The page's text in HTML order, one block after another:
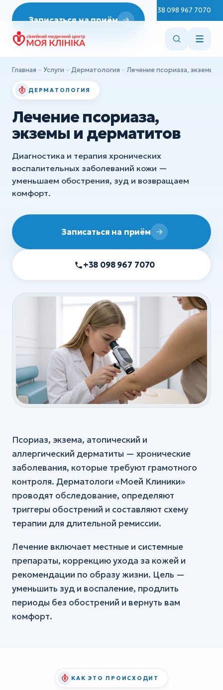
+38 098 967 7070
Неврология
Врач терапевт
Эндокринология
Стоматология
Консультации врачей
ДИАГНОСТИКА
Эндоскопия
ХИРУРГИЯ
Ортопедия и травматология
Все услуги
ДИАГНОСТИКА
Эндоскопия
УЗИ
ХИРУРГИЯ
Детская хирургия
Ортопедия и травматология
Все услуги
Записаться на приём
Главная Услуги Дерматология Лечение псориаза, экземы
ДЕРМАТОЛОГИЯ
Лечение псориаза,
экземы и дерматитов
Диагностика и терапия хронических
воспалительных заболеваний кожи —
уменьшаем обострения, зуд и возвращаем
комфорт.
Записаться на приём
+38 098 967 7070
Псориаз, экзема, атопический и
аллергический дерматиты — хронические
заболевания, которые требуют грамотного
контроля. Дерматологи «Моей Клиники»
проводят обследование, определяют
триггеры обострений и составляют схему
терапии для длительной ремиссии.
Лечение включает местные и системные
препараты, коррекцию ухода за кожей и
рекомендации по образу жизни. Цель —
уменьшить зуд и воспаление, продлить
периоды без обострений и вернуть вам
комфорт.
КАК ЭТО ПРОИСХОДИТ